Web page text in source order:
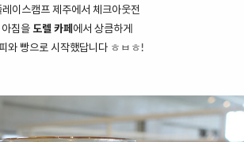
레이스캠프 제주에서 체크아웃전
아침을 도렐 카페 에서 상큼하게
와 빵으로 시작했답니다 ㅎㅂㅎ!